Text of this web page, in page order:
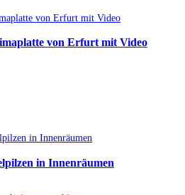
von Erfurt mit Video
in Innenräumen